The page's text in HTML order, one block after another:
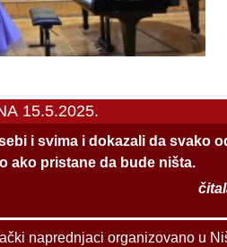
15.5.2025.
i svima i dokazali da svako
ako pristane da bude ništa.
naprednjaci organizovano u